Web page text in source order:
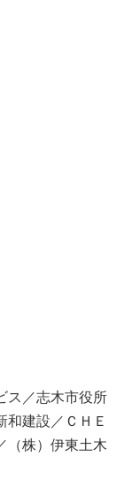
ス／志木市役所
和建設／ＣＨＥ
（株）伊東土木